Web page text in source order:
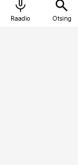
Raadio Otsing